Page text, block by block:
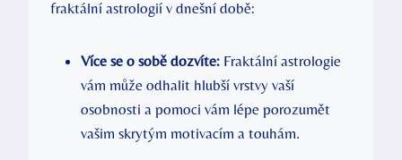
fraktální astrologií v dnešní době:
Více se o sobě dozvíte: Fraktální ⁣astrologie
vám může odhalit hlubší vrstvy⁤ vaší
osobnosti a pomoci vám lépe porozumět
vašim skrytým motivacím a touhám.